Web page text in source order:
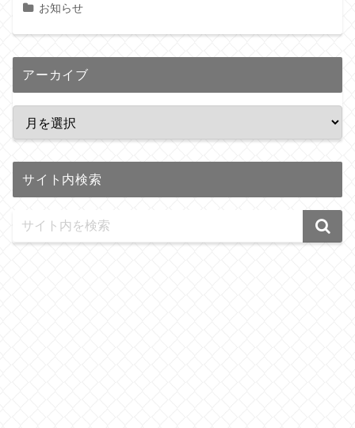
お知らせ
アーカイブ
サイト内検索